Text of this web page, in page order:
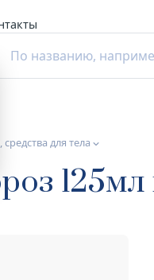
По названию,
для тела